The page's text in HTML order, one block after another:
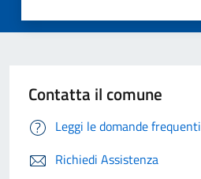
Contatta il comune
Leggi le domande frequenti
Richiedi Assistenza